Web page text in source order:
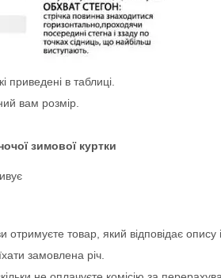
приведені в таблиці.
вам розмір.
зимової куртки
товар, який відповідає опису
замовлена річ.